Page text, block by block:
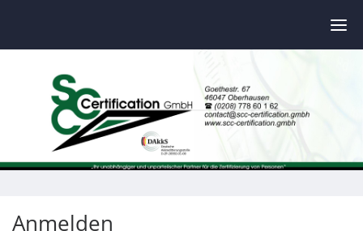
content
Anmelden